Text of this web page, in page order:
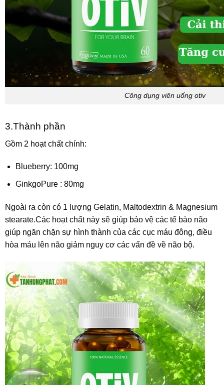
Công dụng viên uống otiv
3.Thành phần
Gồm 2 hoạt chất chính:
Blueberry: 100mg
GinkgoPure : 80mg
Ngoài ra còn có 1 lượng Gelatin, Maltodextrin & Magnesium
stearate.Các hoạt chất này sẽ giúp bảo vệ các tế bào não
giúp ngăn chặn sự hình thành của các cục máu đông, điều
hòa máu lên não giảm nguy cơ các vấn đề về não bộ.